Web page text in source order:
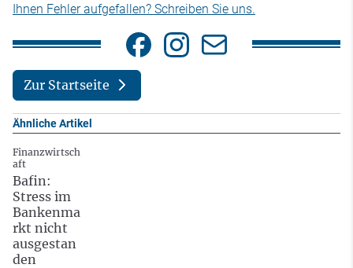
Ihnen Fehler aufgefallen? Schreiben Sie uns.
Zur Startseite
Ähnliche Artikel
Finanzwirtsch
aft
Bafin:
Stress im
Bankenma
rkt nicht
ausgestan
den